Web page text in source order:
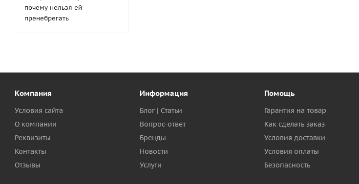
почему нельзя ей
пренебрегать
Компания
Условия сайта
О компании
Реквизиты
Контакты
Отзывы
Информация
Блог | Статьи
Вопрос-ответ
Бренды
Новости
Услуги
Помощь
Гарантия на товар
Как сделать заказ
Условия доставки
Условия оплаты
Безопасность